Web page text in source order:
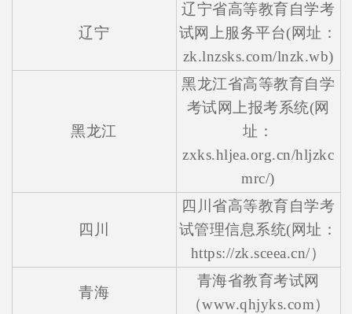
辽宁
辽宁省高等教育自学考
试网上服务平台(网址：
zk.lnzsks.com/lnzk.wb)
黑龙江
黑龙江省高等教育自学
考试网上报考系统(网
址：
zxks.hljea.org.cn/hljzkc
mrc/)
四川
四川省高等教育自学考
试管理信息系统(网址：
https://zk.sceea.cn/）
青海
青海省教育考试网
（www.qhjyks.com）